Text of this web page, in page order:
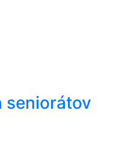
seniorátov